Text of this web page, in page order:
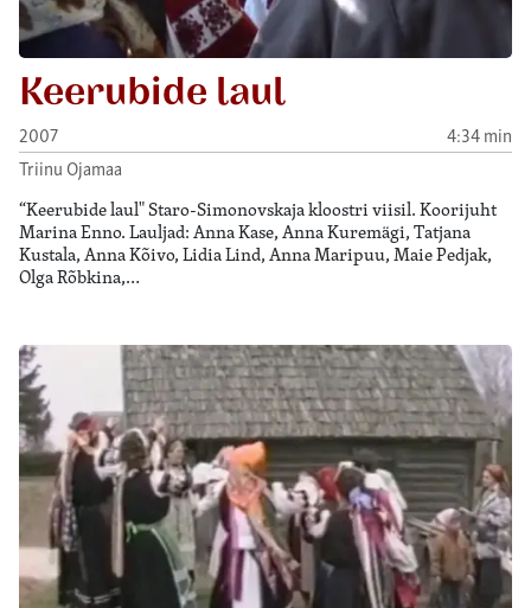
Keerubide laul
2007
4:34 min
Triinu Ojamaa
“Keerubide laul" Staro-Simonovskaja kloostri viisil. Koorijuht
Marina Enno. Lauljad: Anna Kase, Anna Kuremägi, Tatjana
Kustala, Anna Kõivo, Lidia Lind, Anna Maripuu, Maie Pedjak,
Olga Rõbkina,…